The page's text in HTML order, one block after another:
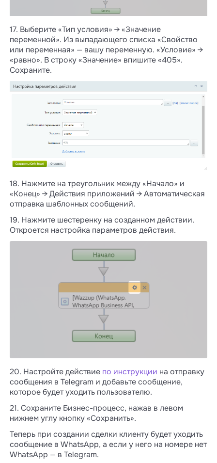
17. Выберите «Тип условия» → «Значение
переменной». Из выпадающего списка «Свойство
или переменная» — вашу переменную. «Условие» →
«равно». В строку «Значение» впишите «405».
Сохраните.
18. Нажмите на треугольник между «Начало» и
«Конец» → Действия приложений → Автоматическая
отправка шаблонных сообщений.
19. Нажмите шестеренку на созданном действии.
Откроется настройка параметров действия.
20. Настройте действие по инструкции на отправку
сообщения в Telegram и добавьте сообщение,
которое будет уходить пользователю.
21. Сохраните Бизнес-процесс, нажав в левом
нижнем углу кнопку «Сохранить».
Теперь при создании сделки клиенту будет уходить
сообщение в WhatsApp, а если у него на номере нет
WhatsApp — в Telegram.